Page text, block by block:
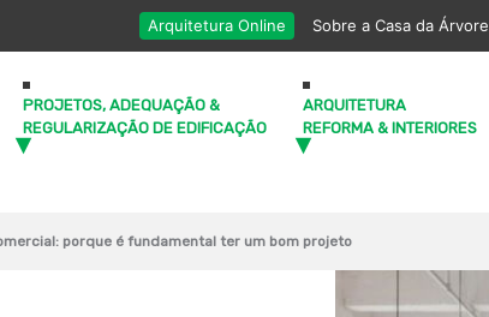
Arquitetura Online Sobre a Casa da Árvore
PROJETOS, ADEQUAÇÃO &
REGULARIZAÇÃO DE EDIFICAÇÃO
ARQUITETURA
REFORMA & INTERIORES
porque é fundamental ter um bom projeto